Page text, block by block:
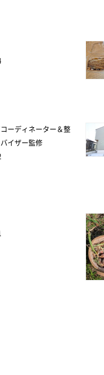
ーディネーター＆整
イザー監修